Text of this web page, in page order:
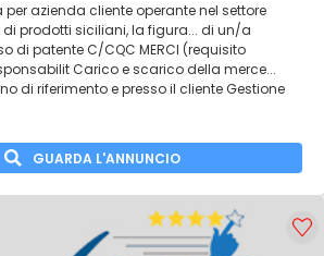
per azienda cliente operante nel settore
prodotti siciliani, la figura... di un/a
di patente C/CQC MERCI (requisito
Carico e scarico della merce...
di riferimento e presso il cliente Gestione
GUARDA L'ANNUNCIO